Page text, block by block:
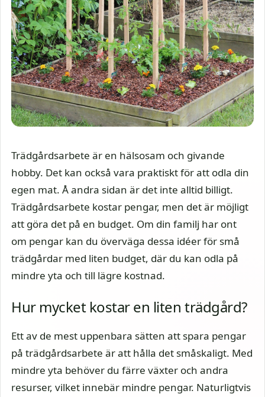
Trädgårdsarbete är en hälsosam och givande
hobby. Det kan också vara praktiskt för att odla din
egen mat. Å andra sidan är det inte alltid billigt.
Trädgårdsarbete kostar pengar, men det är möjligt
att göra det på en budget. Om din familj har ont
om pengar kan du överväga dessa idéer för små
trädgårdar med liten budget, där du kan odla på
mindre yta och till lägre kostnad.
Hur mycket kostar en liten trädgård?
Ett av de mest uppenbara sätten att spara pengar
på trädgårdsarbete är att hålla det småskaligt. Med
mindre yta behöver du färre växter och andra
resurser, vilket innebär mindre pengar. Naturligtvis